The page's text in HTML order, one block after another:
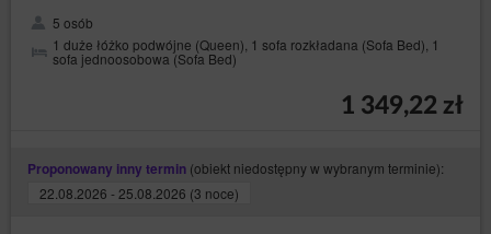
5 osób
1 duże łóżko podwójne (Queen), 1 sofa rozkładana (Sofa Bed), 1
sofa jednoosobowa (Sofa Bed)
1 349,22 zł
Proponowany inny termin (obiekt niedostępny w wybranym terminie):
22.08.2026 - 25.08.2026 (3 noce)